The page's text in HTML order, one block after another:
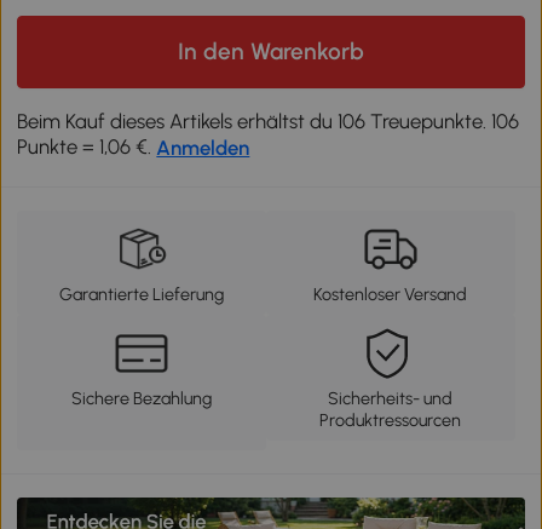
In den Warenkorb
Beim Kauf dieses Artikels erhältst du 106 Treuepunkte. 106
Punkte = 1,06 €. Anmelden
Garantierte Lieferung Kostenloser Versand
Sichere Bezahlung
Sicherheits- und
Produktressourcen